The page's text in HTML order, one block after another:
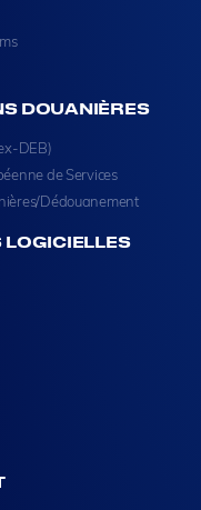
DOUANIÈRES
DEB)
de Services
Dédouanement
LOGICIELLES